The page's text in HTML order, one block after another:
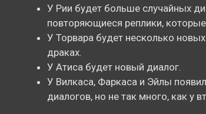
У Рии будет больше случайных
повторяющиеся реплики, которые
У Торвара будет несколько
драках.
У Атиса будет новый диалог.
У Вилкаса, Фаркаса и Эйлы
диалогов, но не так много, как у